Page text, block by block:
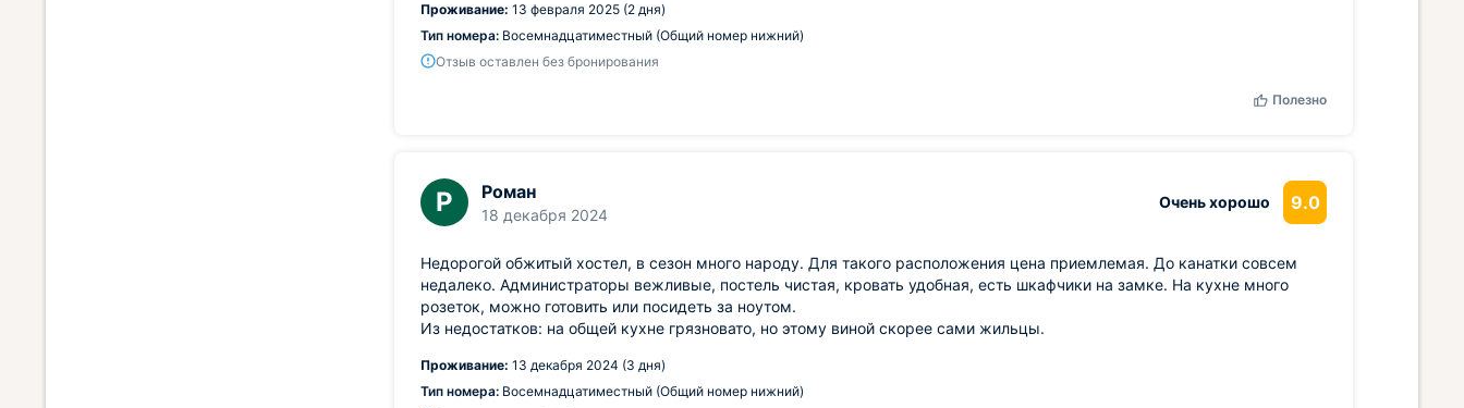
Проживание: 13 февраля 2025 (2 дня)
Тип номера: Восемнадцатиместный (Общий номер нижний)
Отзыв оставлен без бронирования
Полезно
Р Роман
18 декабря 2024
Очень хорошо 9.0
Недорогой обжитый хостел, в сезон много народу. Для такого расположения цена приемлемая. До канатки совсем
недалеко. Администраторы вежливые, постель чистая, кровать удобная, есть шкафчики на замке. На кухне много
розеток, можно готовить или посидеть за ноутом.
Из недостатков: на общей кухне грязновато, но этому виной скорее сами жильцы.
Проживание: 13 декабря 2024 (3 дня)
Тип номера: Восемнадцатиместный (Общий номер нижний)